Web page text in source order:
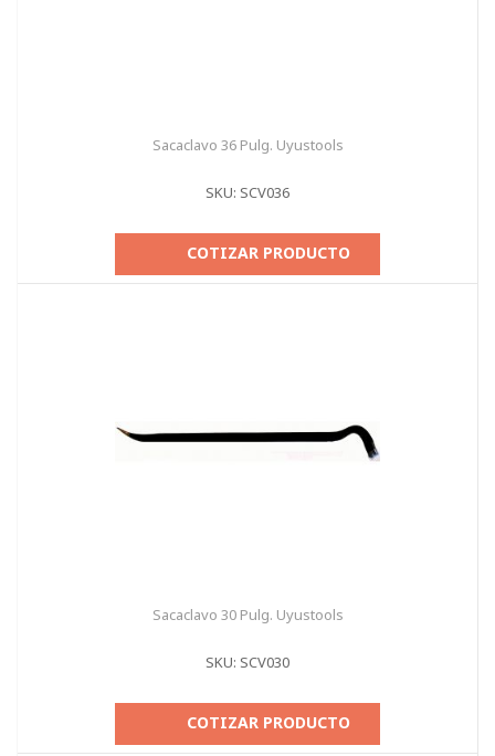
Sacaclavo 36 Pulg. Uyustools
SKU: SCV036
COTIZAR PRODUCTO
Sacaclavo 30 Pulg. Uyustools
SKU: SCV030
COTIZAR PRODUCTO